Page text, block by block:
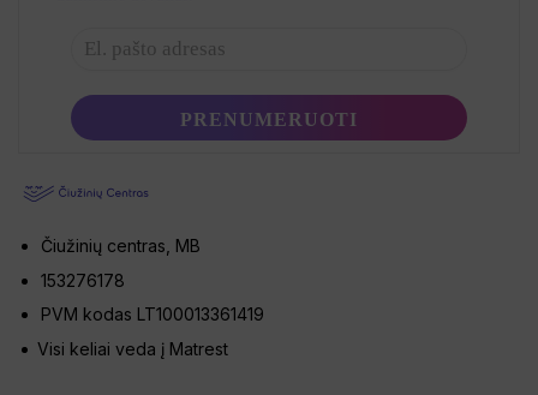
Čiužinių centras, MB
153276178
PVM kodas LT100013361419
Visi keliai veda į Matrest